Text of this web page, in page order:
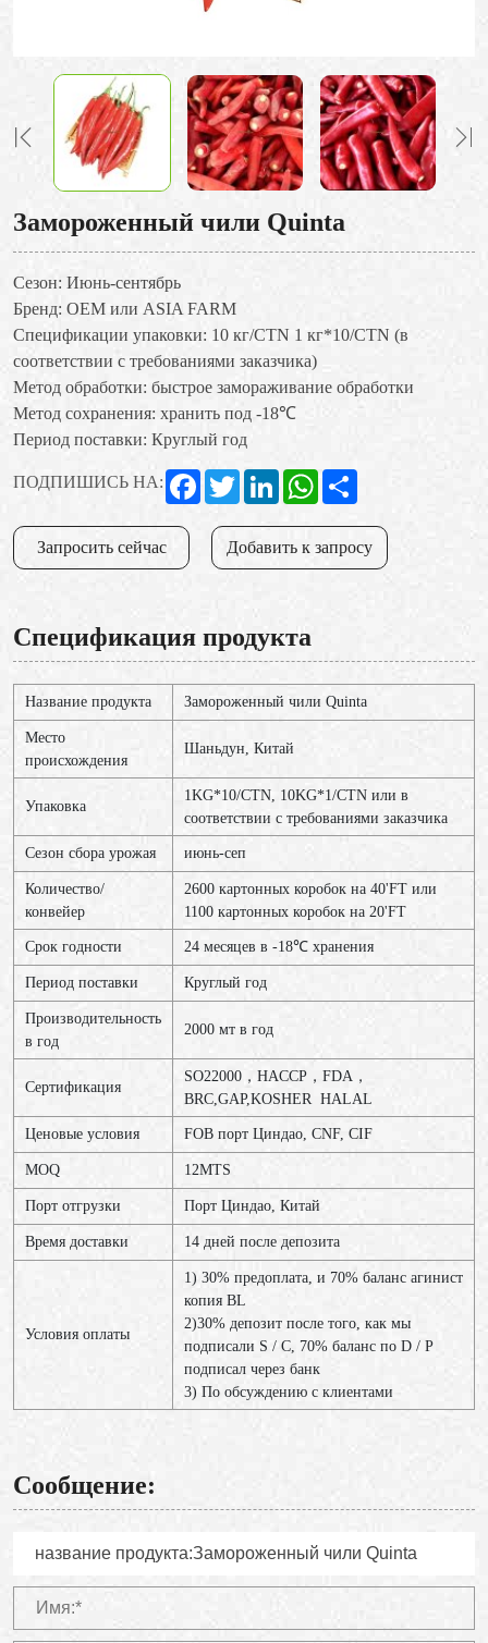
Замороженный чили Quinta
Сезон: Июнь-сентябрь
Бренд: OEM или ASIA FARM
Спецификации упаковки: 10 кг/CTN 1 кг*10/CTN (в
соответствии с требованиями заказчика)
Метод обработки: быстрое замораживание обработки
Метод сохранения: хранить под -18℃
Период поставки: Круглый год
ПОДПИШИСЬ НА: FacebookTwitterLinkedInWhatsApp
Запросить сейчас Добавить к запросу
Спецификация продукта
Название продукта Замороженный чили Quinta
Место
происхождения
Шаньдун, Китай
Упаковка
1KG*10/CTN, 10KG*1/CTN или в
соответствии с требованиями заказчика
Сезон сбора урожая июнь-сеп
Количество/
конвейер
2600 картонных коробок на 40'FT или
1100 картонных коробок на 20'FT
Срок годности 24 месяцев в -18℃ хранения
Период поставки Круглый год
Производительность
в год
2000 мт в год
Сертификация
SO22000，HACCP，FDA，
BRC,GAP,KOSHER HALAL
Ценовые условия FOB порт Циндао, CNF, CIF
MOQ 12МТS
Порт отгрузки Порт Циндао, Китай
Время доставки 14 дней после депозита
Условия оплаты
1) 30% предоплата, и 70% баланс агинист
копия BL
2)30% депозит после того, как мы
подписали S / C, 70% баланс по D / P
подписал через банк
3) По обсуждению с клиентами
Сообщение: